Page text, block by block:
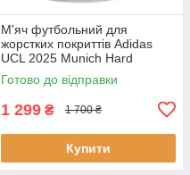
М'яч футбольний для
жорстких покриттів Adidas
UCL 2025 Munich Hard
Ground JM6822 (розмір 4)
Готово до відправки
1 299 ₴ 1 700 ₴
Купити